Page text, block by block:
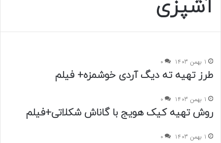
آشپزی
1 بهمن 1403 0
طرز تهیه ته دیگ آردی خوشمزه+ فیلم
1 بهمن 1403 0
روش تهیه کیک هویج با گاناش شکلاتی+فیلم
1 بهمن 1403 0